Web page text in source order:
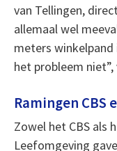
van Tellingen,
allemaal wel
meters
het probleem
Ramingen CBS
Zowel het CBS als
Leefomgeving